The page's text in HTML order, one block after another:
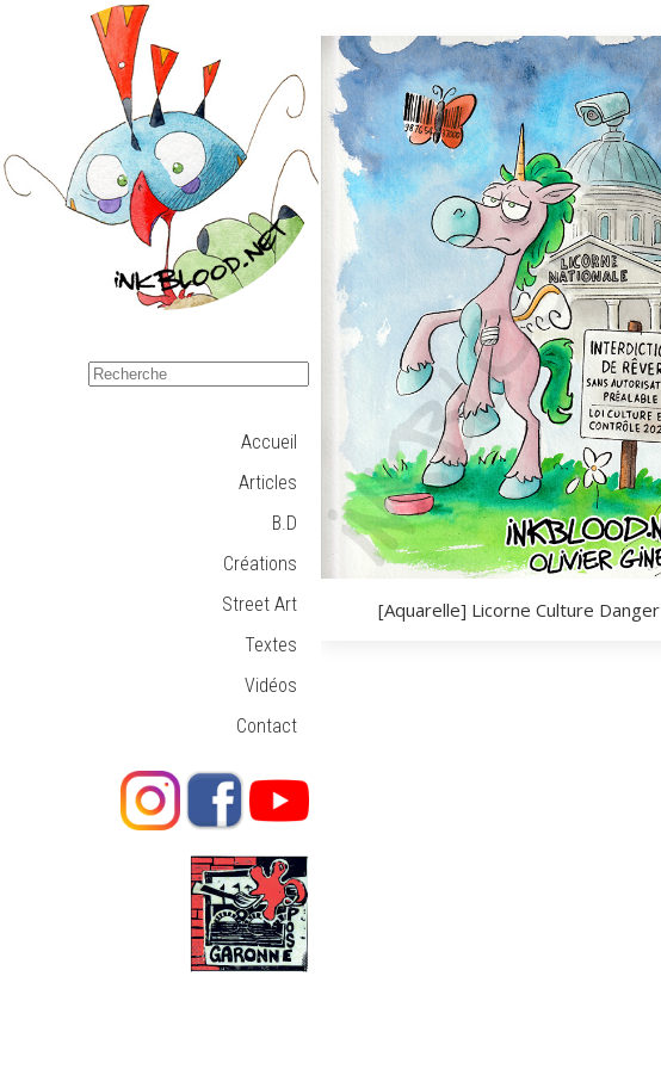
Accueil
Articles
B.D
Créations
Street Art
Textes
Vidéos
Contact
[Aquarelle] Licorne Culture Danger